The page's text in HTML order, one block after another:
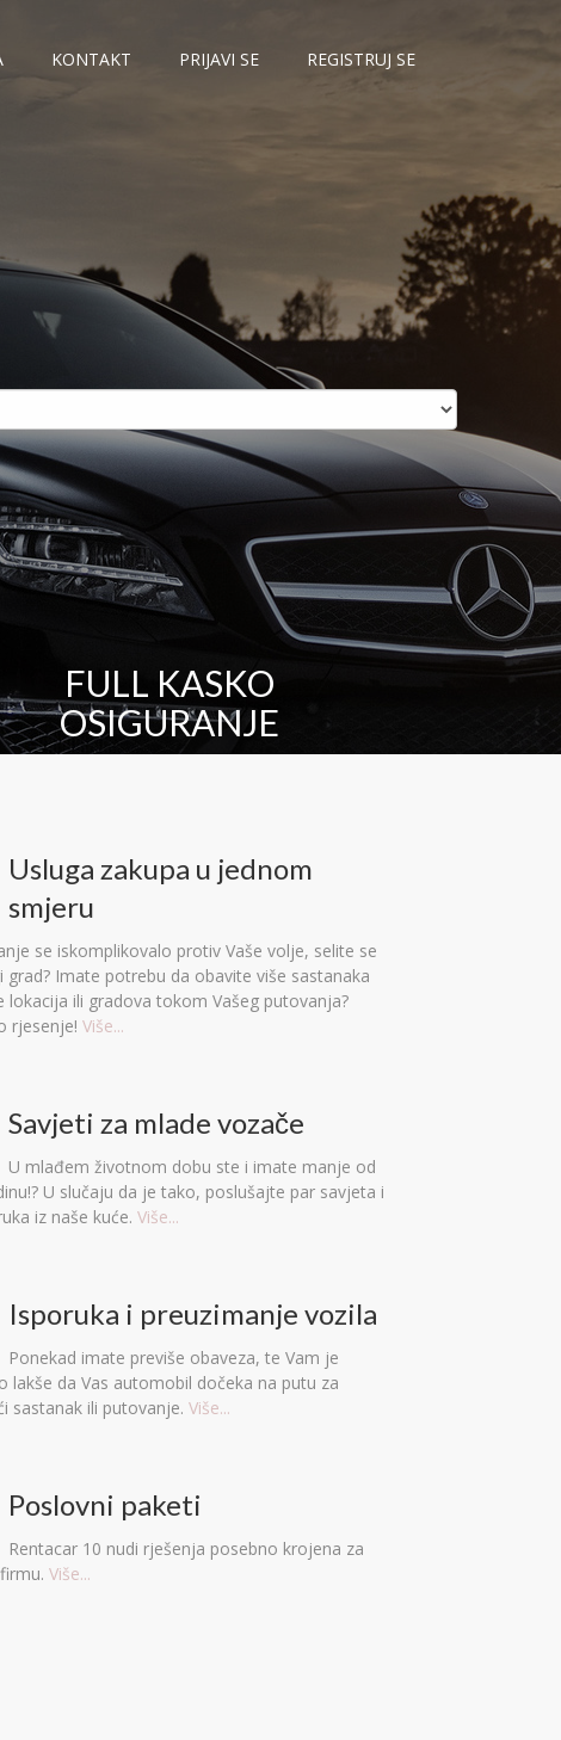
KONTAKT PRIJAVI SE REGISTRUJ SE
FULL KASKO
OSIGURANJE
Usluga zakupa u jednom
smjeru
se iskomplikovalo protiv Vaše volje, selite se
grad? Imate potrebu da obavite više sastanaka
lokacija ili gradova tokom Vašeg putovanja?
rjesenje!Više...
Savjeti za mlade vozače
U mlađem životnom dobu ste i imate manje od
U slučaju da je tako, poslušajte par savjeta i
iz naše kuće.Više...
Isporuka i preuzimanje vozila
Ponekad imate previše obaveza, te Vam je
lakše da Vas automobil dočeka na putu za
sastanak ili putovanje.Više...
Poslovni paketi
Rentacar 10 nudi rješenja posebno krojena za
Više...